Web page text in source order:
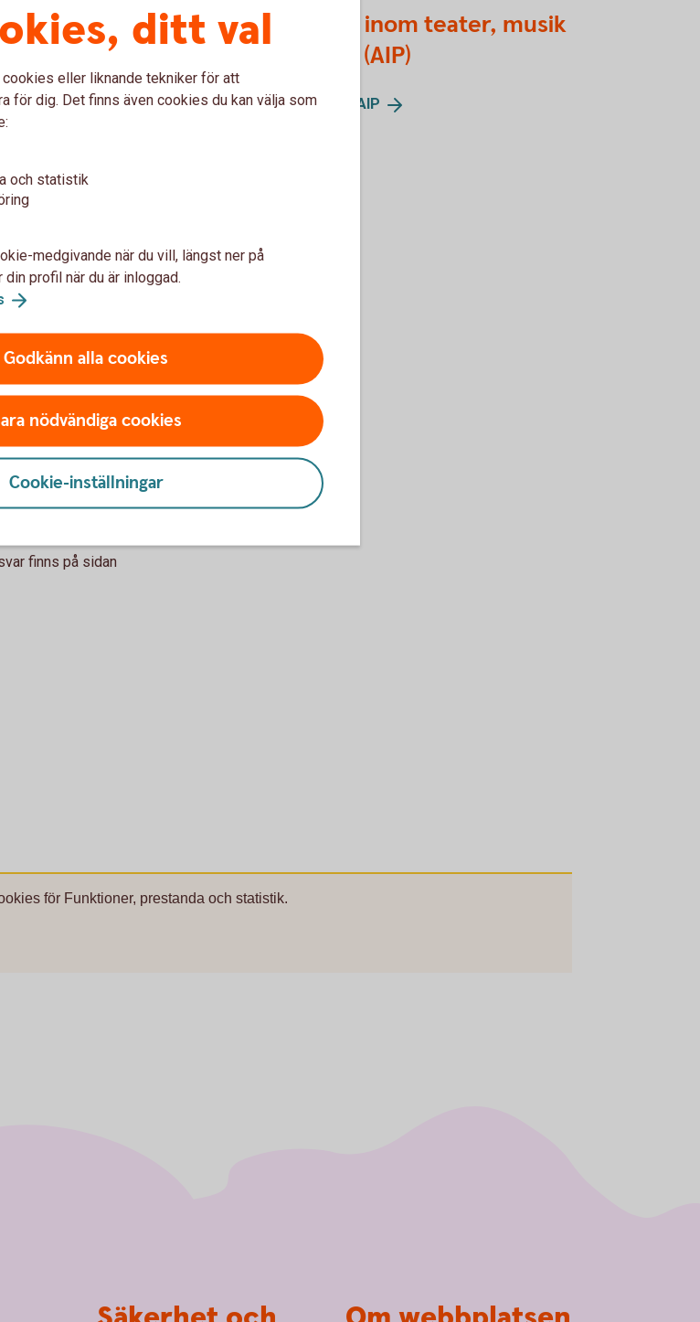
i kommunala bolag
PA-KFS
Anställda inom teater, musik
och dans (AIP)
Uttagsregler AIP
och
pensionsålder får du
vilka val eller eventuella
en månad innan
att göra ändringar
eller ta bort en
AKAP-KR behöver
som skickas till
starta.
finns på sidan
för Funktioner, prestanda och statistik.
ditt val
cookies eller liknande tekniker för att
för dig. Det finns även cookies du kan välja som
och statistik
medgivande när du vill, längst ner på
profil när du är inloggad.
Godkänn alla cookies
nödvändiga cookies
Cookie-inställningar